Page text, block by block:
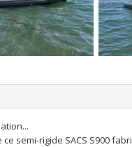
semi-rigide SACS S900